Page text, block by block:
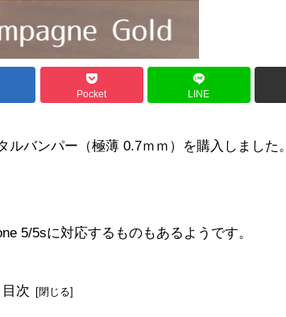
Pocket LINE
バンパー（極薄 0.7ｍｍ）を購入しました。
5/5sに対応するものもあるようです。
目次